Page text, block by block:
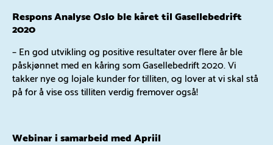
Respons Analyse Oslo ble kåret til Gasellebedrift
2020
– En god utvikling og positive resultater over flere år ble
påskjønnet med en kåring som Gasellebedrift 2020. Vi
takker nye og lojale kunder for tilliten, og lover at vi skal stå
på for å vise oss tilliten verdig fremover også!
Webinar i samarbeid med Apriil